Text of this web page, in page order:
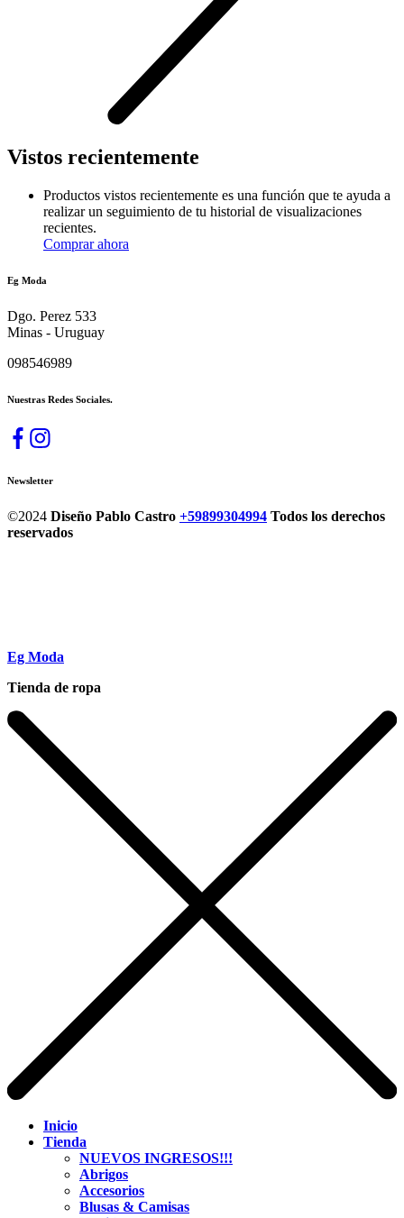
Vistos recientemente
Productos vistos recientemente es una función que te ayuda a
realizar un seguimiento de tu historial de visualizaciones
recientes.
Comprar ahora
Eg Moda
Dgo. Perez 533
Minas - Uruguay
098546989
Nuestras Redes Sociales.
Newsletter
©2024 Diseño Pablo Castro +59899304994 Todos los derechos
reservados
Eg Moda
Tienda de ropa
Inicio
Tienda
NUEVOS INGRESOS!!!
Abrigos
Accesorios
Blusas & Camisas